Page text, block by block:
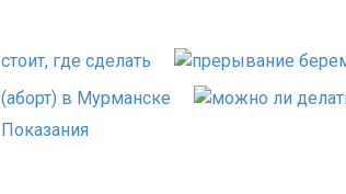
стоит, где сделать
(аборт) в Мурманске
Показания